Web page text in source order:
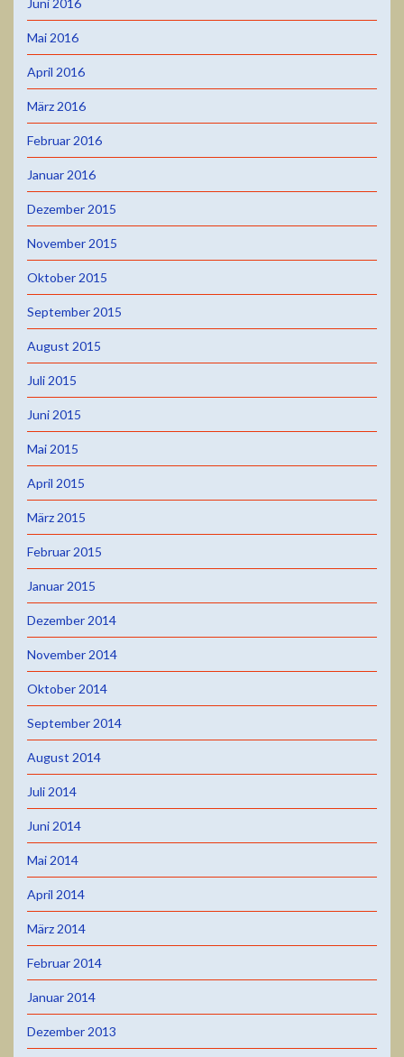
Juni 2016
Mai 2016
April 2016
März 2016
Februar 2016
Januar 2016
Dezember 2015
November 2015
Oktober 2015
September 2015
August 2015
Juli 2015
Juni 2015
Mai 2015
April 2015
März 2015
Februar 2015
Januar 2015
Dezember 2014
November 2014
Oktober 2014
September 2014
August 2014
Juli 2014
Juni 2014
Mai 2014
April 2014
März 2014
Februar 2014
Januar 2014
Dezember 2013